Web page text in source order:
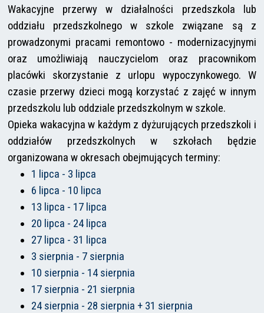
Wakacyjne przerwy w działalności przedszkola lub
oddziału przedszkolnego w szkole związane są z
prowadzonymi pracami remontowo - modernizacyjnymi
oraz umożliwiają nauczycielom oraz pracownikom
placówki skorzystanie z urlopu wypoczynkowego. W
czasie przerwy dzieci mogą korzystać z zajęć w innym
przedszkolu lub oddziale przedszkolnym w szkole.
Opieka wakacyjna w każdym z dyżurujących przedszkoli i
oddziałów przedszkolnych w szkołach będzie
organizowana w okresach obejmujących terminy:
1 lipca - 3 lipca
6 lipca - 10 lipca
13 lipca - 17 lipca
20 lipca - 24 lipca
27 lipca - 31 lipca
3 sierpnia - 7 sierpnia
10 sierpnia - 14 sierpnia
17 sierpnia - 21 sierpnia
24 sierpnia - 28 sierpnia + 31 sierpnia